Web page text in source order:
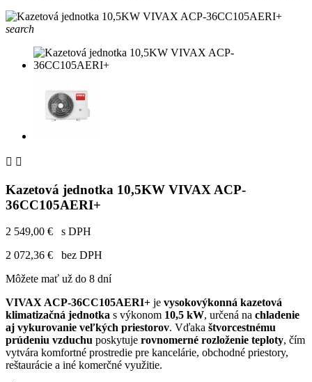
search
 
Kazetová jednotka 10,5KW VIVAX ACP-
36CC105AERI+
2 549,00 €
s DPH
2 072,36 €
bez DPH
Môžete mať už do 8 dní
VIVAX ACP-36CC105AERI+ je vysokovýkonná kazetová
klimatizačná jednotka s výkonom 10,5 kW, určená na chladenie
aj vykurovanie veľkých priestorov. Vďaka štvorcestnému
prúdeniu vzduchu poskytuje rovnomerné rozloženie teploty, čím
vytvára komfortné prostredie pre kancelárie, obchodné priestory,
reštaurácie a iné komerčné využitie.